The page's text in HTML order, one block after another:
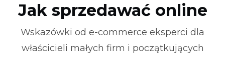
Jak sprzedawać online
Wskazówki od e-commerce eksperci dla
właścicieli małych firm i początkujących